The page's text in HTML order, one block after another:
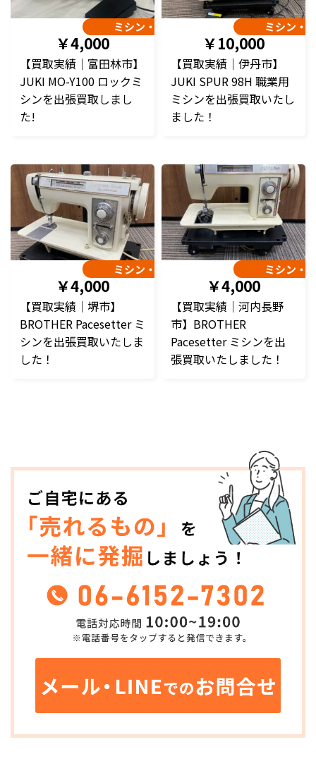
ミシン・編み機
￥4,000
【買取実績｜富田林市】
JUKI MO-Y100 ロックミ
シンを出張買取しまし
た!
ミシン・
￥10,000
【買取実績｜伊丹市】
JUKI SPUR 98H 職業用
ミシンを出張買取いたし
ました！
ミシン・編み機
￥4,000
【買取実績｜堺市】
BROTHER Pacesetter ミ
シンを出張買取いたしま
した！
ミシン・
￥4,000
【買取実績｜河内長野
市】BROTHER
Pacesetter ミシンを出
張買取いたしました！